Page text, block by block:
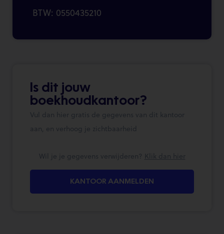
BTW: 0550435210
Is dit jouw
boekhoudkantoor?
Vul dan hier gratis de gegevens van dit kantoor
aan, en verhoog je zichtbaarheid
Wil je je gegevens verwijderen? Klik dan hier
KANTOOR AANMELDEN